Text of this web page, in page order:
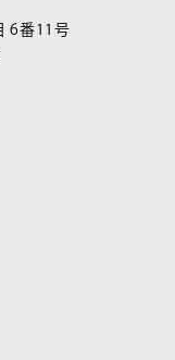
6番11号